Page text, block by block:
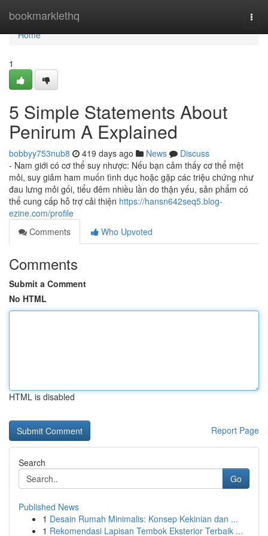
bookmarklethq
Home
Home
1
5 Simple Statements About
Penirum A Explained
bobbyy753nub8 419 days ago News
Discuss
- Nam giới có cơ thể suy nhược: Nếu bạn cảm thấy cơ thể mệt
mỏi, suy giảm ham muốn tình dục hoặc gặp các triệu chứng như
đau lưng mỏi gối, tiểu đêm nhiều lần do thận yếu, sản phẩm có
thể cung cấp hỗ trợ cải thiện https://hansn642seq5.blog-
ezine.com/profile
Comments
Who Upvoted
Comments
Submit a Comment
No HTML
HTML is disabled
Report Page
Search
Go
Published News
1 Desain Rumah Minimalis: Konsep Kekinian dan ...
1 Rekomendasi Lapisan Tembok Eksterior Terbaik ...